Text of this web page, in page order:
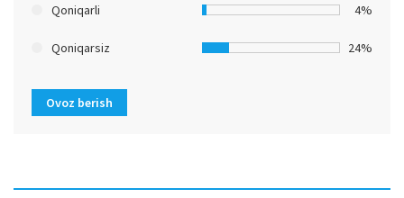
Qoniqarli 4%
Qoniqarsiz 24%
Ovoz berish